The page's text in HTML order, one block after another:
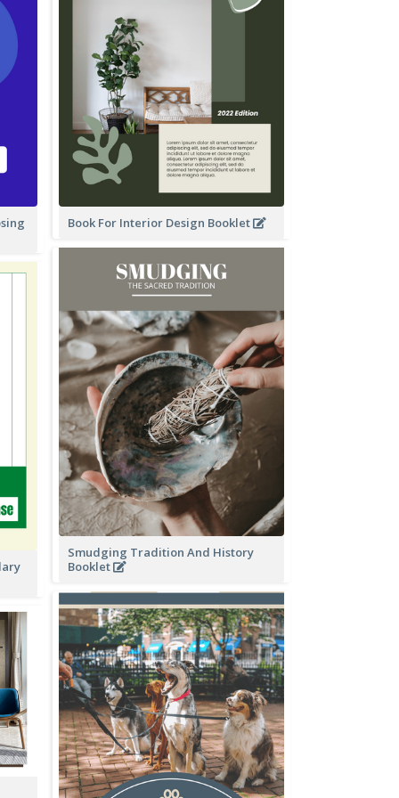
Book For Interior Design Booklet
Smudging Tradition And History
Booklet